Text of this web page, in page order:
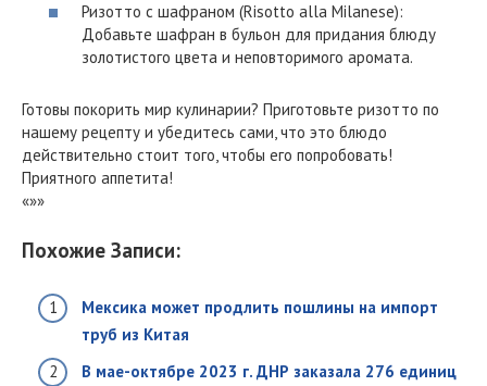
Ризотто с шафраном (Risotto alla Milanese):
Добавьте шафран в бульон для придания блюду
золотистого цвета и неповторимого аромата.
Готовы покорить мир кулинарии? Приготовьте ризотто по
нашему рецепту и убедитесь сами, что это блюдо
действительно стоит того, чтобы его попробовать!
Приятного аппетита!
«»»
Похожие Записи:
Мексика может продлить пошлины на импорт
труб из Китая
В мае-октябре 2023 г. ДНР заказала 276 единиц